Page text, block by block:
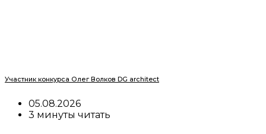
Участник конкурса Олег Волков DG architect
05.08.2026
3 минуты читать